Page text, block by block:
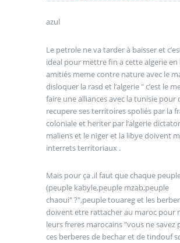
azul
Le petrole ne va tarder à baisser et
ideal pour mettre fin a cette algerie en
amitiés meme contre nature avec le
disloquer la rasd et l’algerie " c’est le
faire une alliances avec la tunisie pour
recupere ses territoires spoliés par la
coloniale et heriter par l’algerie
maliens et le niger et la libye doivent
interrets territoriaux .
Mais pour ça ,il faut que chaque
(peuple kabyle,peuple mzab,peuple
chaoui" ?",peuple touareg et les
doivent etre rattacher au maroc pour
leurs freres marocains "vous ne savez
ces berberes de bechar et de tindouf